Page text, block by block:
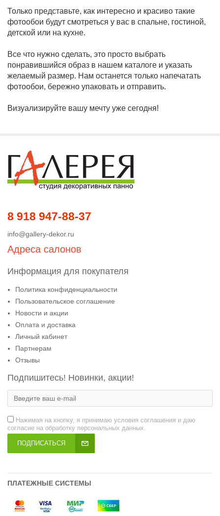
Только представьте, как интересно и красиво такие
фотообои будут смотреться у вас в спальне, гостиной,
детской или на кухне.
Все что нужно сделать, это просто выбрать
понравившийся образ в нашем каталоге и указать
желаемый размер. Нам останется только напечатать
фотообои, бережно упаковать и отправить.
Визуализируйте вашу мечту уже сегодня!
8 918 947-88-37
info@gallery-dekor.ru
Адреса салонов
Информация для покупателя
Политика конфиденциальности
Пользовательское соглашение
Новости и акции
Оплата и доставка
Личный кабинет
Партнерам
Отзывы
Подпишитесь! Новинки, акции!
Нажимая на кнопку, я принимаю условия соглашения и даю
согласие на обработку персональных данных.
ПОДПИСАТЬСЯ
ПЛАТЕЖНЫЕ СИСТЕМЫ